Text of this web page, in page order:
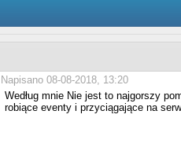
Napisano 08-08-2018, 13:20
Według mnie Nie jest to najgorszy
robiące eventy i przyciągające na